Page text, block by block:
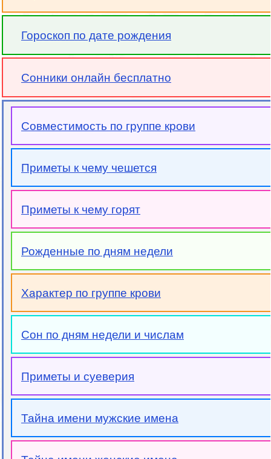
Гороскоп по дате рождения
Сонники онлайн бесплатно
Совместимость по группе крови
Приметы к чему чешется
Приметы к чему горят
Рожденные по дням недели
Характер по группе крови
Сон по дням недели и числам
Приметы и суеверия
Тайна имени мужские имена